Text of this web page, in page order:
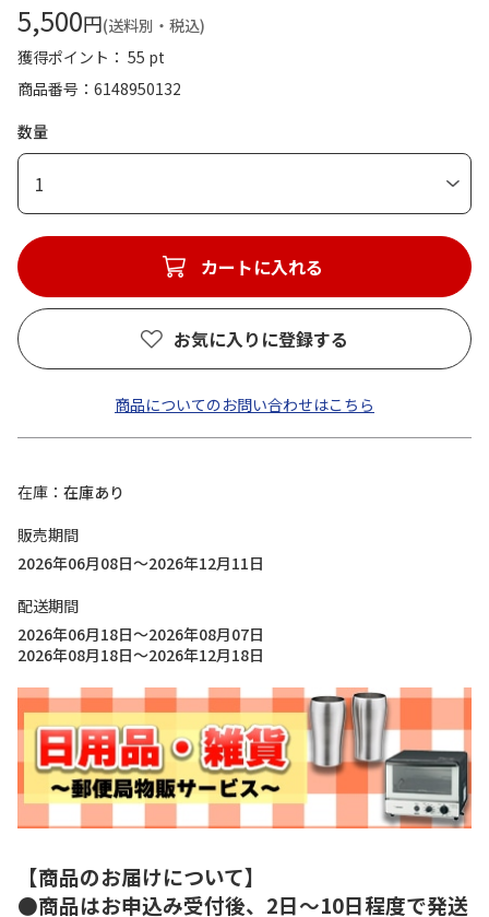
5,500円(送料別・税込)
獲得ポイント： 55 pt
商品番号
6148950132
数量
1
カートに入れる
お気に入りに登録する
商品についてのお問い合わせはこちら
在庫
在庫あり
販売期間
2026年06月08日～2026年12月11日
配送期間
2026年06月18日～2026年08月07日
2026年08月18日～2026年12月18日
【商品のお届けについて】
●商品はお申込み受付後、2日～10日程度で発送